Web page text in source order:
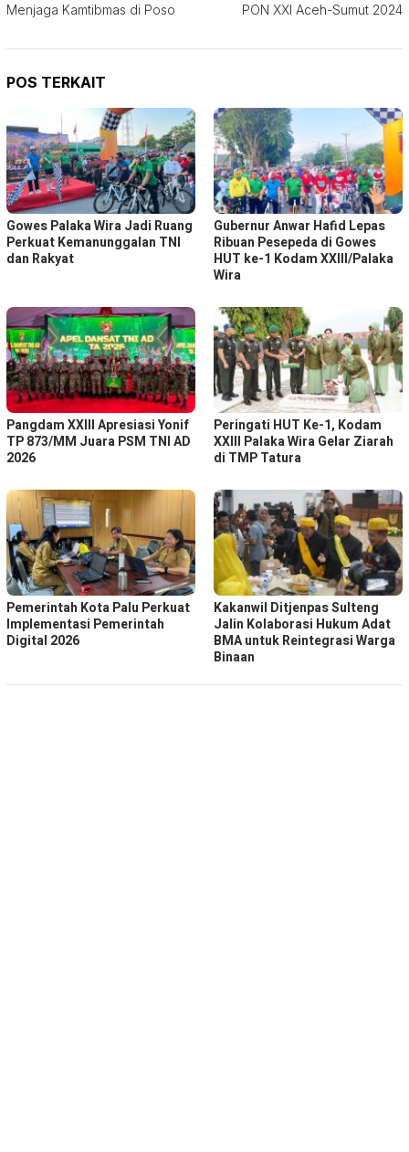
Menjaga Kamtibmas di Poso
PON XXl Aceh-Sumut 2024
POS TERKAIT
Gowes Palaka Wira Jadi Ruang
Perkuat Kemanunggalan TNI
dan Rakyat
Gubernur Anwar Hafid Lepas
Ribuan Pesepeda di Gowes
HUT ke-1 Kodam XXIII/Palaka
Wira
Pangdam XXIII Apresiasi Yonif
TP 873/MM Juara PSM TNI AD
2026
Peringati HUT Ke-1, Kodam
XXIII Palaka Wira Gelar Ziarah
di TMP Tatura
Pemerintah Kota Palu Perkuat
Implementasi Pemerintah
Digital 2026
Kakanwil Ditjenpas Sulteng
Jalin Kolaborasi Hukum Adat
BMA untuk Reintegrasi Warga
Binaan